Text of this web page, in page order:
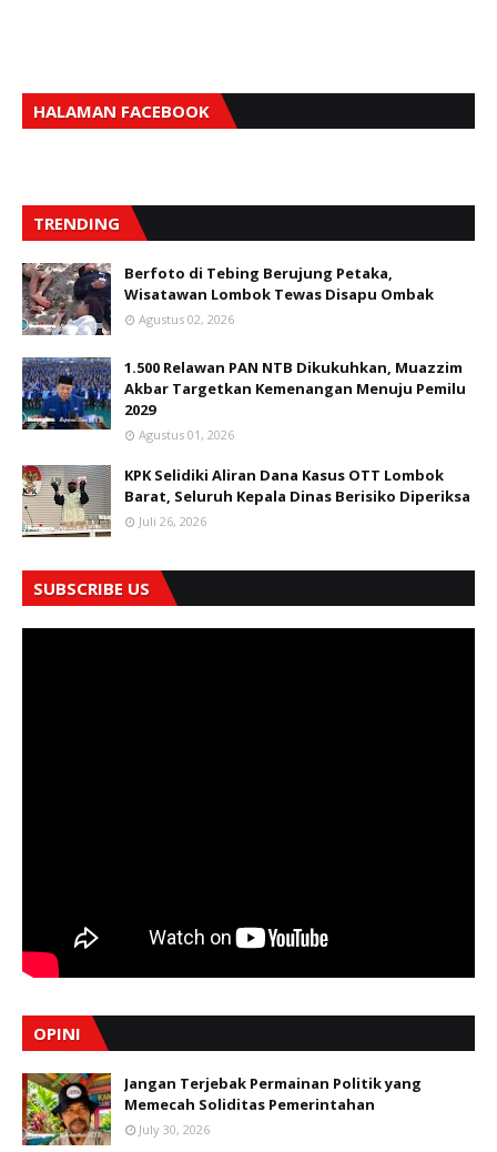
HALAMAN FACEBOOK
TRENDING
Berfoto di Tebing Berujung Petaka,
Wisatawan Lombok Tewas Disapu Ombak
Agustus 02, 2026
1.500 Relawan PAN NTB Dikukuhkan, Muazzim
Akbar Targetkan Kemenangan Menuju Pemilu
2029
Agustus 01, 2026
KPK Selidiki Aliran Dana Kasus OTT Lombok
Barat, Seluruh Kepala Dinas Berisiko Diperiksa
Juli 26, 2026
SUBSCRIBE US
OPINI
Jangan Terjebak Permainan Politik yang
Memecah Soliditas Pemerintahan
July 30, 2026